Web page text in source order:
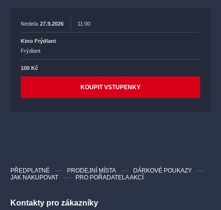
Nedeľa 27.9.2026 11:00
Kino Frýdlant
Frýdlant
100 Kč
KOUPIT VSTUPENKY
Kontakty pro zákazníky
PŘEDPLATNÉ PRODEJNÍ MÍSTA
DÁRKOVÉ POUKAZY
JAK NAKUPOVAT
PRO POŘADATELA AKCÍ